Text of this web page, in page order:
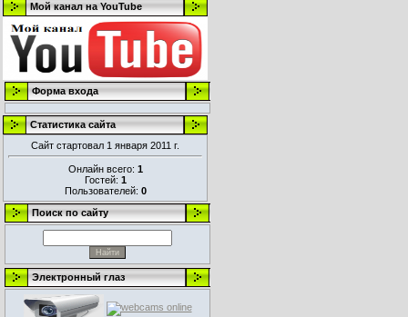
Мой канал на YouTube
Форма входа
Статистика сайта
Сайт стартовал 1 января 2011 г.
Онлайн всего: 1
Гостей: 1
Пользователей: 0
Поиск по сайту
Электронный глаз